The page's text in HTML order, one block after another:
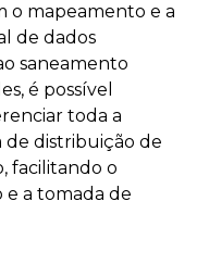
o mapeamento e a
de dados
saneamento
é possível
toda a
distribuição de
facilitando o
a tomada de